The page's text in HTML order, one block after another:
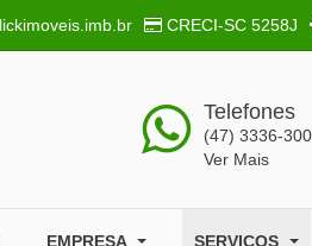
CRECI-SC 5258J
Telefones
(47) 3336-
Ver Mais
EMPRESA SERVIÇOS